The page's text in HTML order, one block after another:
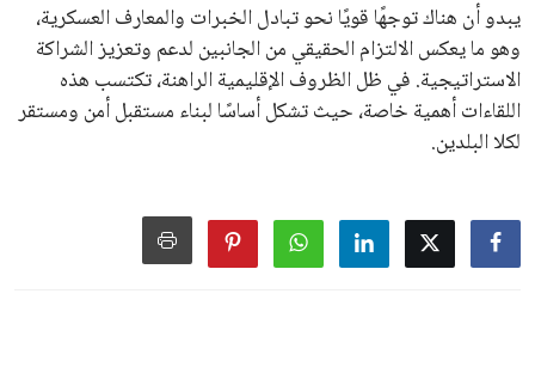
يبدو أن هناك توجهًا قويًا نحو تبادل الخبرات والمعارف العسكرية،
وهو ما يعكس الالتزام الحقيقي من الجانبين لدعم وتعزيز الشراكة
الاستراتيجية. في ظل الظروف الإقليمية الراهنة، تكتسب هذه
اللقاءات أهمية خاصة، حيث تشكل أساسًا لبناء مستقبل أمن ومستقر
لكلا البلدين.